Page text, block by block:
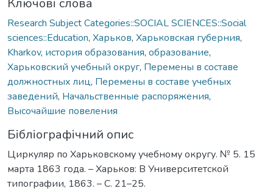
Research Subject Categories::SOCIAL SCIENCES::Social
sciences::Education, Харьков, Харьковская губерния,
Kharkov, история образования, образование,
Харьковский учебный округ, Перемены в составе
должностных лиц, Перемены в составе учебных
заведений, Начальственные распоряжения,
Высочайшие повеления
Бібліографічний опис
Циркуляр по Харьковскому учебному округу. № 5. 15
марта 1863 года. – Харьков: В Университетской
типографии, 1863. – С. 21–25.